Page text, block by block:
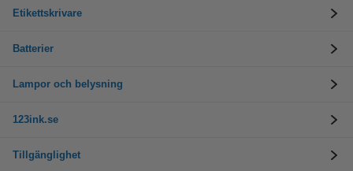
Etikettskrivare
Batterier
Lampor och belysning
123ink.se
Tillgänglighet